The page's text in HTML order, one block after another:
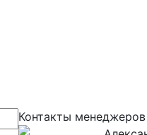
Контакты